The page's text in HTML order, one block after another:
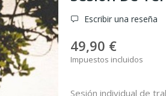
Escribir una reseña
49,90 €
Impuestos incluidos
Sesión individual de